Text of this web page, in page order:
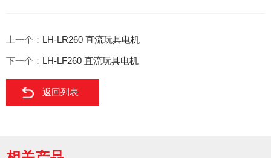
上一个： LH-LR260 直流玩具电机
下一个： LH-LF260 直流玩具电机
返回列表